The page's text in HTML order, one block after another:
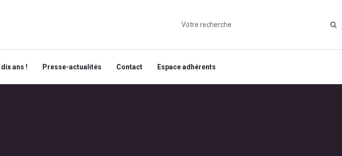
dix ans ! Presse-actualités Contact Espace adhérents